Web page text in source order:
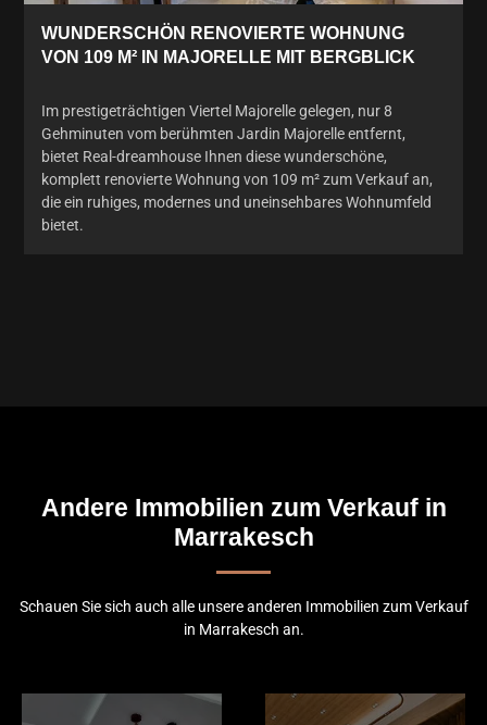
WUNDERSCHÖN RENOVIERTE WOHNUNG
VON 109 M² IN MAJORELLE MIT BERGBLICK
Im prestigeträchtigen Viertel Majorelle gelegen, nur 8
Gehminuten vom berühmten Jardin Majorelle entfernt,
bietet Real-dreamhouse Ihnen diese wunderschöne,
komplett renovierte Wohnung von 109 m² zum Verkauf an,
die ein ruhiges, modernes und uneinsehbares Wohnumfeld
bietet.
Andere Immobilien zum Verkauf in
Marrakesch
Schauen Sie sich auch alle unsere anderen Immobilien zum Verkauf
in Marrakesch an.